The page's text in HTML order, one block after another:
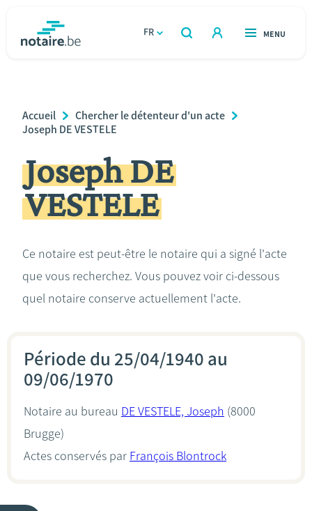
FR
OUVERT
RECHERCHER
OUVERT
MENU
Relations et vivre ensemble
Héritage et donations
Entreprendre
Calculateurs
Breadcrumb
Accueil
Chercher le détenteur d'un acte
Joseph DE VESTELE
Joseph DE
VESTELE
Ce notaire est peut-être le notaire qui a signé l'acte
que vous recherchez. Vous pouvez voir ci-dessous
quel notaire conserve actuellement l'acte.
Période du 25/04/1940 au
09/06/1970
Notaire au bureau DE VESTELE, Joseph (8000
Brugge)
Actes conservés par François Blontrock